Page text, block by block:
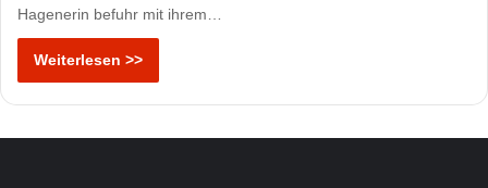
Hagenerin befuhr mit ihrem…
Weiterlesen >>